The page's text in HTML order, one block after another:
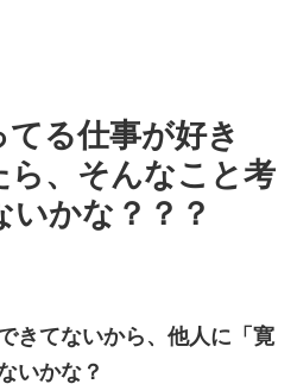
る仕事が好き
ら、そんなこと考
いかな？？？
きてないから、他人に「寛
いかな？